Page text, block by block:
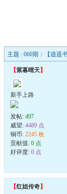
主题 : 060期：【逍
【紫暮晴天】
新手上路
发帖: 497
威望: 4489 点
铜币: 2245 枚
贡献值: 0 点
好评度: 0 点
【红姐传奇】